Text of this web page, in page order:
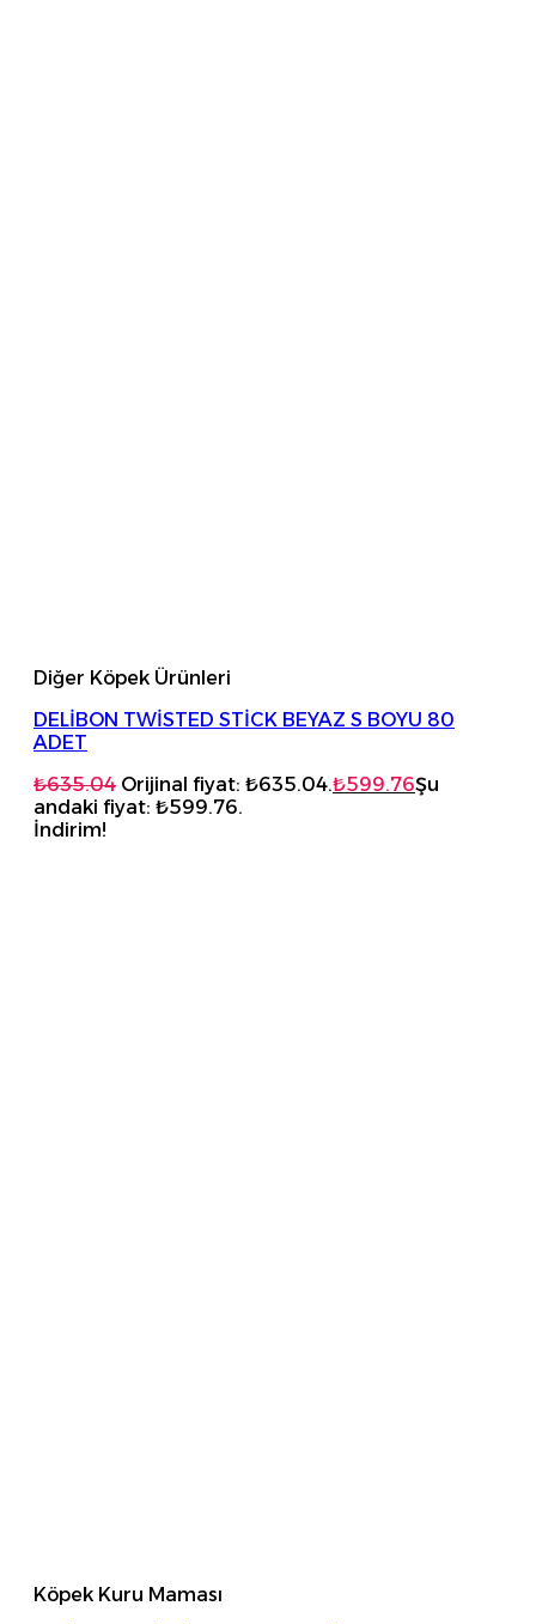
Diğer Köpek Ürünleri
DELİBON TWİSTED STİCK BEYAZ S BOYU 80
ADET
₺635.04 Orijinal fiyat: ₺635.04.₺599.76Şu
andaki fiyat: ₺599.76.
İndirim!
Köpek Kuru Maması